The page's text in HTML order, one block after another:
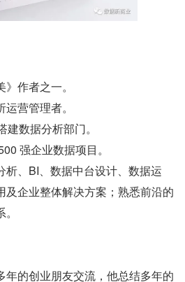
作者之一。
营管理者。
数据分析部门。
强企业数据项目。
析、BI、数据中台设计、数据运
及企业整体解决方案；熟悉前沿的
年的创业朋友交流，他总结多年的